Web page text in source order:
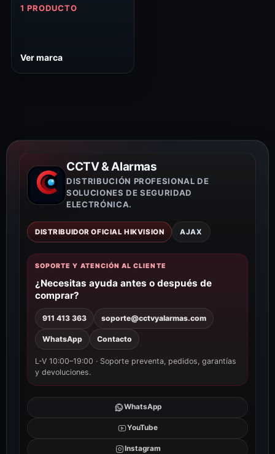
1 PRODUCTO
Ver marca
CCTV & Alarmas
DISTRIBUCIÓN PROFESIONAL DE
SOLUCIONES DE SEGURIDAD
ELECTRÓNICA.
DISTRIBUIDOR OFICIAL HIKVISION AJAX
SOPORTE Y ATENCIÓN AL CLIENTE
¿Necesitas ayuda antes o después de
comprar?
911 413 363 soporte@cctvyalarmas.com
WhatsApp Contacto
L-V 10:00–19:00 · Soporte preventa, pedidos, garantías
y devoluciones.
WhatsApp
YouTube
Instagram